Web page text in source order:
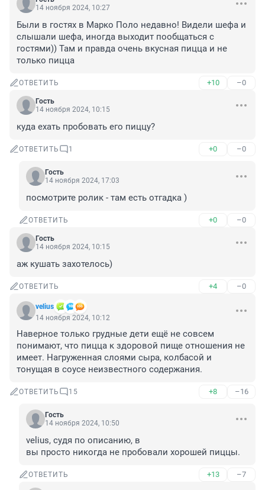
14 ноября 2024, 10:27
Были в гостях в Марко Поло недавно! Видели шефа и
слышали шефа, иногда выходит пообщаться с
гостями)) Там и правда очень вкусная пицца и не
только пицца
ОТВЕТИТЬ +10 –0
Гость
14 ноября 2024, 10:15
куда ехать пробовать его пиццу?
ОТВЕТИТЬ 1 +0 –0
Гость
14 ноября 2024, 17:03
посмотрите ролик - там есть отгадка )
ОТВЕТИТЬ +0 –0
Гость
14 ноября 2024, 10:15
аж кушать захотелось)
ОТВЕТИТЬ +4 –0
velius
14 ноября 2024, 10:12
Наверное только грудные дети ещё не совсем
понимают, что пицца к здоровой пище отношения не
имеет. Нагруженная слоями сыра, колбасой и
тонущая в соусе неизвестного содержания.
ОТВЕТИТЬ 15 +8 –16
Гость
14 ноября 2024, 10:50
velius, судя по описанию, в
вы просто никогда не пробовали хорошей пиццы.
ОТВЕТИТЬ +13 –7